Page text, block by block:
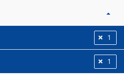
1
1